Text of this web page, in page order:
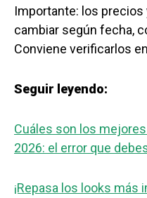
Importante: los precios
cambiar según fecha,
Conviene verificarlos
Seguir leyendo:
Cuáles son los
2026: el error que
¡Repasa los looks más